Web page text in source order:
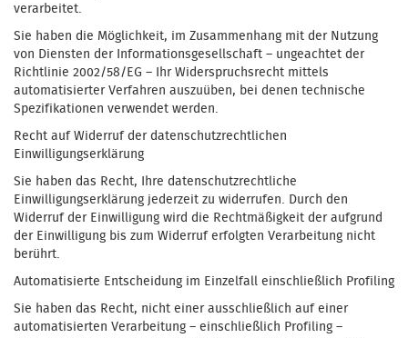
verarbeitet.
Sie haben die Möglichkeit, im Zusammenhang mit der Nutzung
von Diensten der Informationsgesellschaft – ungeachtet der
Richtlinie 2002/58/EG – Ihr Widerspruchsrecht mittels
automatisierter Verfahren auszuüben, bei denen technische
Spezifikationen verwendet werden.
Recht auf Widerruf der datenschutzrechtlichen
Einwilligungserklärung
Sie haben das Recht, Ihre datenschutzrechtliche
Einwilligungserklärung jederzeit zu widerrufen. Durch den
Widerruf der Einwilligung wird die Rechtmäßigkeit der aufgrund
der Einwilligung bis zum Widerruf erfolgten Verarbeitung nicht
berührt.
Automatisierte Entscheidung im Einzelfall einschließlich Profiling
Sie haben das Recht, nicht einer ausschließlich auf einer
automatisierten Verarbeitung – einschließlich Profiling –